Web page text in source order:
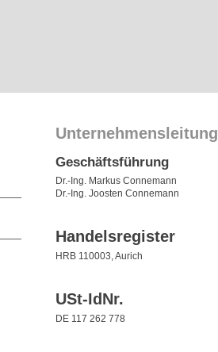
Unternehmensleitung
Geschäftsführung
Dr.-Ing. Markus Connemann
Dr.-Ing. Joosten Connemann
Handelsregister
HRB 110003, Aurich
USt-IdNr.
DE 117 262 778